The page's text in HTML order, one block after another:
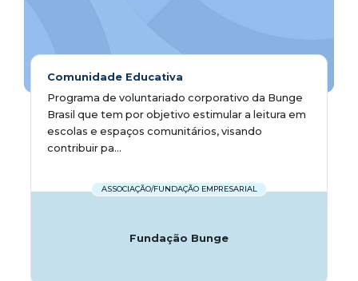
Comunidade Educativa
Programa de voluntariado corporativo da Bunge
Brasil que tem por objetivo estimular a leitura em
escolas e espaços comunitários, visando
contribuir pa...
ASSOCIAÇÃO/FUNDAÇÃO EMPRESARIAL
Fundação Bunge